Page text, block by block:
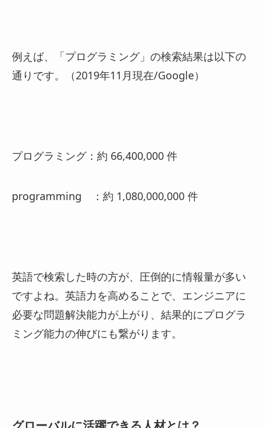
例えば、「プログラミング」の検索結果は以下の
通りです。（2019年11月現在/Google）
プログラミング：約 66,400,000 件
programming ：約 1,080,000,000 件
英語で検索した時の方が、圧倒的に情報量が多い
ですよね。英語力を高めることで、エンジニアに
必要な問題解決能力が上がり、結果的にプログラ
ミング能力の伸びにも繋がります。